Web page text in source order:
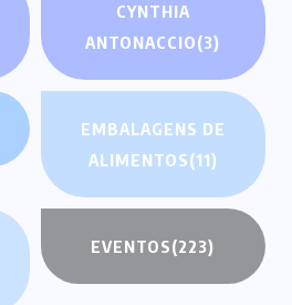
CYNTHIA
ANTONACCIO(3)
EMBALAGENS DE
ALIMENTOS(11)
EVENTOS(223)